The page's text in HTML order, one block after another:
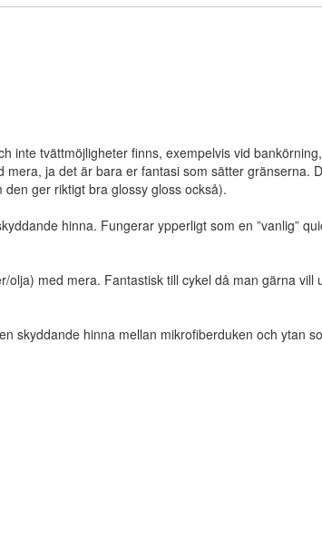
inte tvättmöjligheter finns, exempelvis vid
ja det är bara er fantasi som sätter gränserna.
ger riktigt bra glossy gloss också).
hinna. Fungerar ypperligt som en ”vanlig”
med mera. Fantastisk till cykel då man gärna vill
skyddande hinna mellan mikrofiberduken och ytan